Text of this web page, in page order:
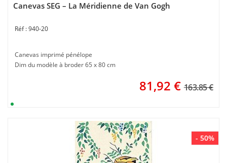
Canevas SEG – La Méridienne de Van Gogh
940-20
Canevas imprimé pénélope
Dim du modèle à broder 65 x 80 cm
81,92 € 163.85 €
- 50%